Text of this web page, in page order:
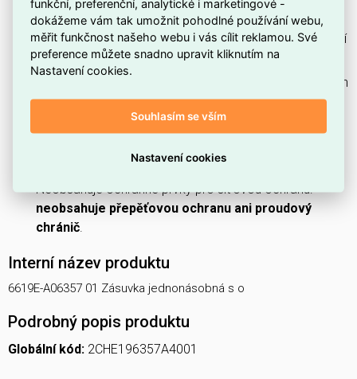
uzemnění připojených spotřebičů.
Barevné provedeníbílá/ledová bílá (RAL 9003)se hodí
do světlých interiérů.
, tedy ochranu proti vniknutí pevných
částic větších než 1 mm a proti náhodnému dotyku.
Neobsahuje ochranné prvky pro sít'ovou ochranu:
neobsahuje přepěťovou ochranu ani proudový
chránič.
Interní název produktu
6619E-A06357 01 Zásuvka jednonásobná s o
Podrobný popis produktu
Globální kód: 2CHE196357A4001
funkční, preferenční, analytické i marketingové -
dokážeme vám tak umožnit pohodlné používání webu,
měřit funkčnost našeho webu i vás cílit reklamou. Své
preference můžete snadno upravit kliknutím na
Nastavení cookies.
Souhlasím se vším
Nastavení cookies